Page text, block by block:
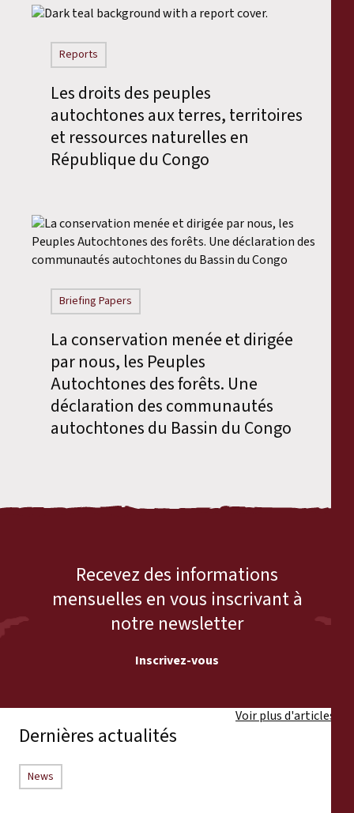
Reports
Les droits des peuples
autochtones aux terres, territoires
et ressources naturelles en
République du Congo
Briefing Papers
La conservation menée et dirigée
par nous, les Peuples
Autochtones des forêts. Une
déclaration des communautés
autochtones du Bassin du Congo
Recevez des informations
mensuelles en vous inscrivant à
notre newsletter
Inscrivez-vous
Dernières actualités
Voir plus d'articles
News